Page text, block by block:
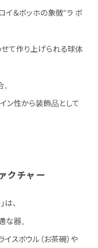
＆ボッホの象徴”ラ ボ
て作り上げられる球体
ン性から装飾品として
チャー
は、
な器。
スボウル（お茶碗）や